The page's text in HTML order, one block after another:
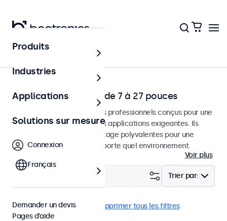
Solutions
Écrans Professionels de 7 à 27 pouces
Moniteurs et écrans tactiles professionnels conçus pour une
utilisation continue dans des applications exigeantes. Ils
disposent d'options de montage polyvalentes pour une
intégration facile dans n'importe quel environnement.
Voir plus
Trier par:
7 pouces BNC (SDI) Supprimer tous les filtres
Produits
Industries
Applications
Solutions sur mesure
Connexion
Français
Demander un devis
Pages d’aide